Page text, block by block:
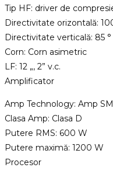
Tip HF: driver de
Directivitate orizontală:
Directivitate verticală: 85 °
Corn: Corn asimetric
LF: 12 „, 2” v.c.
Amplificator
Amp Technology: Amp
Clasa Amp: Clasa D
Putere RMS: 600 W
Putere maximă: 1200 W
Procesor